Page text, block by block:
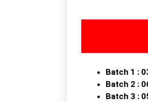
Batch 1 :
Batch 2 :
Batch 3 :